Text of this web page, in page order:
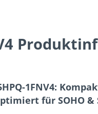
1FNV4:
für SOHO